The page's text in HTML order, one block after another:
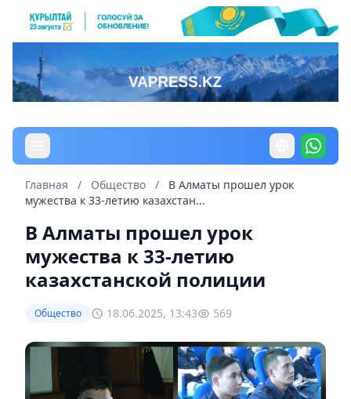
Главная / Общество /
В Алматы прошел урок
мужества к 33-летию казахстан...
В Алматы прошел урок
мужества к 33-летию
казахстанской полиции
Общество 18.06.2025, 13:43 569